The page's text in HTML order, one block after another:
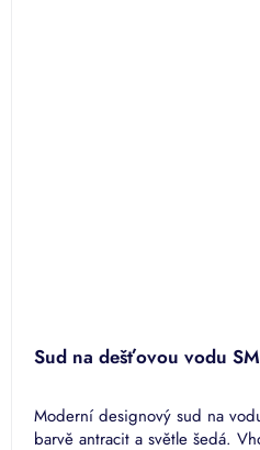
Sud na dešťovou vodu
Moderní designový sud na
barvě antracit a světle šedá.